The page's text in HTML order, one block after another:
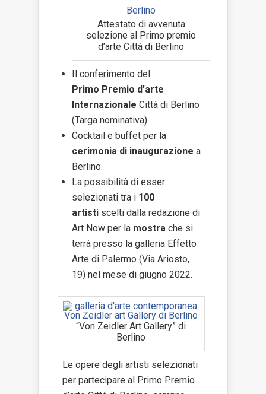
Attestato di avvenuta
selezione al Primo premio
d’arte Città di Berlino
Il conferimento del
Primo Premio d’arte
Internazionale Città di Berlino
(Targa nominativa).
Cocktail e buffet per la
cerimonia di inaugurazione a
Berlino.
La possibilità di esser
selezionati tra i 100
artisti scelti dalla redazione di
Art Now per la mostra che si
terrà presso la galleria Effetto
Arte di Palermo (Via Ariosto,
19) nel mese di giugno 2022.
“Von Zeidler Art Gallery” di
Berlino
Le opere degli artisti selezionati
per partecipare al Primo Premio